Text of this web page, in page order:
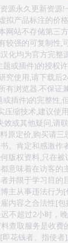
源永久更新资
拟产品标注的价
网站不存储第三
较强的可复制性,
化均为官方完
或插件)的授权
究使用,请下载后
有浏览器.不保
插件)的完整性
压缩技术,建议使
效或其他疑问,请
原定价,购买请三
。肯定和感激作
版权资料,只在
意味着在访客的
并限于学习目的
主从事违法行为
内容之合法性[
不超过2小时，
查取服务是收费
花钱者、指使